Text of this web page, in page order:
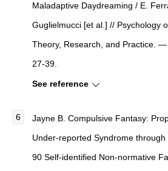
Maladaptive Daydreaming / E.
Guglielmucci [et al.] // Psychology
Theory, Research, and Practice.
27-39.
See reference
Jayne B. Compulsive Fantasy:
Under-reported Syndrome
90 Self-identified Non-normative